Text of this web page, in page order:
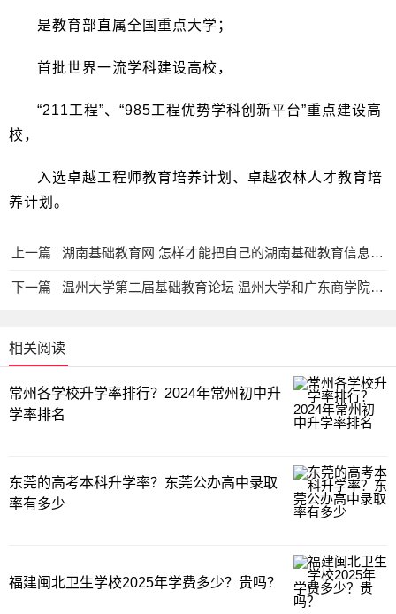
是教育部直属全国重点大学；
首批世界一流学科建设高校，
“211工程”、“985工程优势学科创新平台”重点建设高
校，
入选卓越工程师教育培养计划、卓越农林人才教育培
养计划。
上一篇 湖南基础教育网 怎样才能把自己的湖南基础教育信息网的信息由一学校转另一学校?教育资讯网-教育行业资讯百科大全
下一篇 温州大学第二届基础教育论坛 温州大学和广东商学院相比哪个更好（文科）。比如硬件学风等教育资讯网-教育行业资讯百科大全
相关阅读
常州各学校升学率排行？2024年常州初中升
学率排名
东莞的高考本科升学率？东莞公办高中录取
率有多少
福建闽北卫生学校2025年学费多少？贵吗？